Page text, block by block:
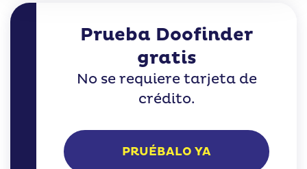
Prueba Doofinder
gratis
No se requiere tarjeta de
crédito.
PRUÉBALO YA